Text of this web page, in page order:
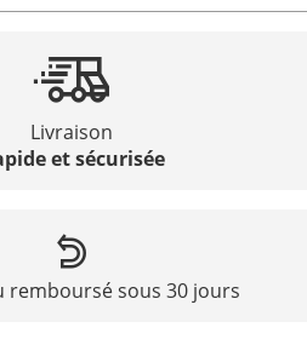
Livraison
et sécurisée
remboursé sous 30 jours